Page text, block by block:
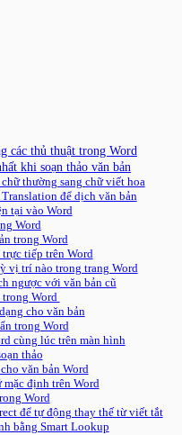
các thủ thuật trong Word
khi soạn thảo văn bản
thường sang chữ viết hoa
để dịch văn bản
tại vào Word
Word
trong Word
tiếp trên Word
vị trí nào trong trang Word
ngược với văn bản cũ
Word
cho văn bản
trong Word
cùng lúc trên màn hình
thảo
văn bản Word
định trên Word
Word
để tự động thay thế từ viết tắt
bằng Smart Lookup